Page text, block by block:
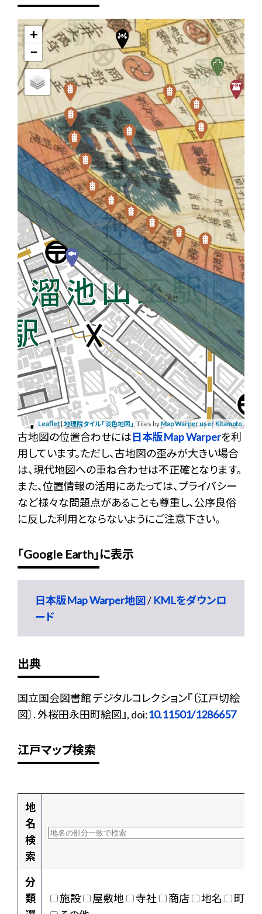
+
−
Leaflet |地理院タイル「淡色地図」 , Tiles byMap Warper user Kitamoto
古地図の位置合わせには日本版Map Warperを利
用しています。ただし、古地図の歪みが大きい場合
は、現代地図への重ね合わせは不正確となります。
また、位置情報の活用にあたっては、プライバシー
など様々な問題点があることも尊重し、公序良俗
に反した利用とならないようにご注意下さい。
「Google Earth」に表示
日本版Map Warper地図/ KMLをダウンロ
ード
出典
国立国会図書館 デジタルコレクション『〔江戸切絵
図〕. 外桜田永田町絵図』, doi:10.11501/1286657
江戸マップ検索
地
名
検
索
分
類
施設 屋敷地 寺社 商店 地名
町村